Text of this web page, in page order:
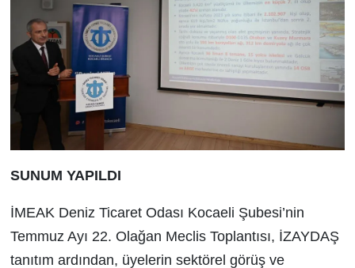
SUNUM YAPILDI
İMEAK Deniz Ticaret Odası Kocaeli Şubesi’nin
Temmuz Ayı 22. Olağan Meclis Toplantısı, İZAYDAŞ
tanıtım ardından, üyelerin sektörel görüş ve